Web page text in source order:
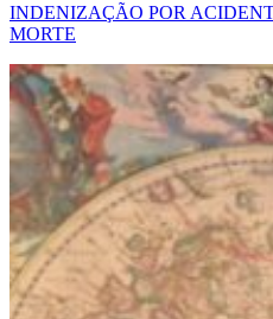
INDENIZAÇÃO POR
MORTE